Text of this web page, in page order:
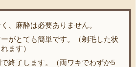
、麻酔は必要ありません。
がとても簡単です。（剃毛した状
ます）
終了します。（両ワキでわずか5